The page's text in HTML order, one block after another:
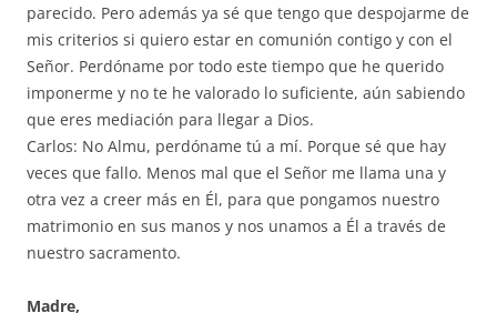
parecido. Pero además ya sé que tengo que despojarme de
mis criterios si quiero estar en comunión contigo y con el
Señor. Perdóname por todo este tiempo que he querido
imponerme y no te he valorado lo suficiente, aún sabiendo
que eres mediación para llegar a Dios.
Carlos: No Almu, perdóname tú a mí. Porque sé que hay
veces que fallo. Menos mal que el Señor me llama una y
otra vez a creer más en Él, para que pongamos nuestro
matrimonio en sus manos y nos unamos a Él a través de
nuestro sacramento.
Madre,